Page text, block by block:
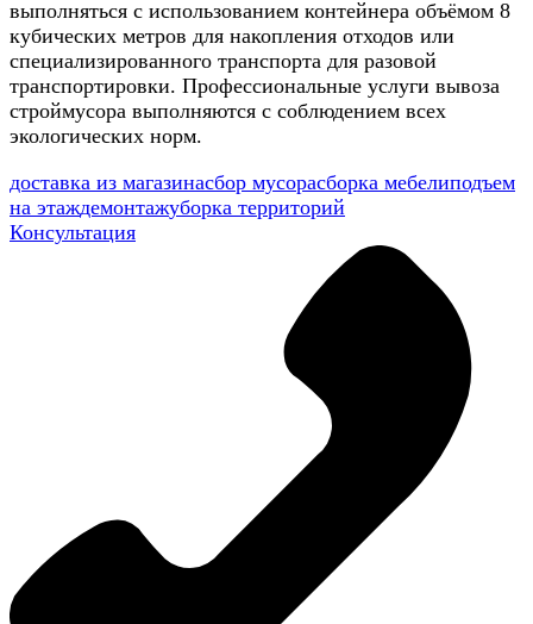
выполняться с использованием контейнера объёмом 8
кубических метров для накопления отходов или
специализированного транспорта для разовой
транспортировки. Профессиональные услуги вывоза
строймусора выполняются с соблюдением всех
экологических норм.
доставка из магазинасбор мусорасборка мебелиподъем
на этаждемонтажуборка территорий
Консультация